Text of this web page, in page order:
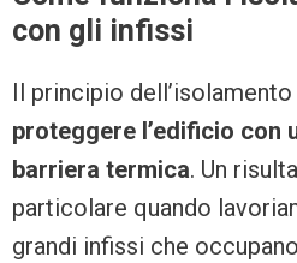
con gli infissi
Il principio
proteggere l’edificio con
barriera termica. Un
particolare quando
grandi infissi che